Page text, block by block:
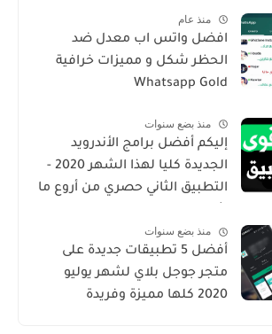
منذ عام
افضل واتس اب معدل ضد
الحظر شكل و مميزات خرافية
Whatsapp Gold
منذ بضع سنوات
إليكم أفضل برامج الأندرويد
الجديدة كليا لهذا الشهر 2020 -
التطبيق الثاني حصري من أروع ما
منذ بضع سنوات
أفضل 5 تطبيقات جديدة على
متجر جوجل بلاي لشهر يوليو
2020 كلها مميزة وفريدة